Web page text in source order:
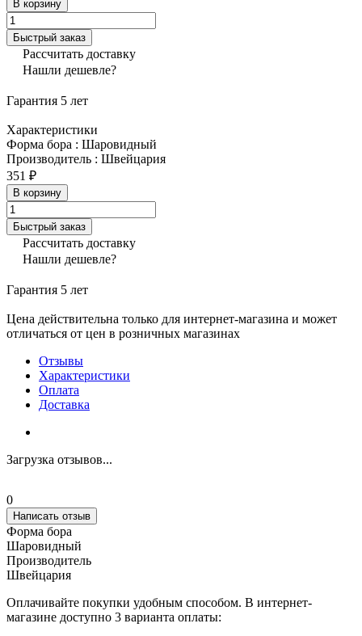
В корзину
Быстрый заказ
Рассчитать доставку
Нашли дешевле?
Гарантия 5 лет
Характеристики
Форма бора : Шаровидный
Производитель : Швейцария
351 ₽
В корзину
Быстрый заказ
Рассчитать доставку
Нашли дешевле?
Гарантия 5 лет
Цена действительна только для интернет-магазина и может
отличаться от цен в розничных магазинах
Отзывы
Характеристики
Оплата
Доставка
Загрузка отзывов...
0
Написать отзыв
Форма бора
Шаровидный
Производитель
Швейцария
Оплачивайте покупки удобным способом. В интернет-
магазине доступно 3 варианта оплаты: